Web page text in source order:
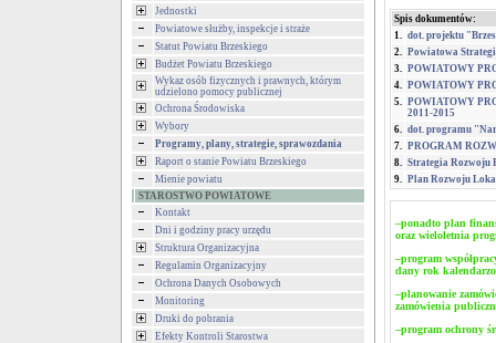
Jednostki
Powiatowe służby, inspekcje i straże
Statut Powiatu Brzeskiego
Budżet Powiatu Brzeskiego
Wykaz osób fizycznych i prawnych, którym
udzielono pomocy publicznej
Ochrona Środowiska
Wybory
Programy, plany, strategie, sprawozdania
Raport o stanie Powiatu Brzeskiego
Mienie powiatu
STAROSTWO POWIATOWE
Kontakt
Dni i godziny pracy urzędu
Struktura Organizacyjna
Regulamin Organizacyjny
Ochrona Danych Osobowych
Monitoring
Druki do pobrania
Efekty Kontroli Starostwa
Spis dokumentów:
1. dot. projektu
2. Powiatowa
3. POWIATOWY
4. POWIATOWY
5. POWIATOWY
2011-2015
6. dot. programu
7. PROGRAM
8. Strategia Rozwoju
9. Plan Rozwoju
–ponadto plan
oraz wieloletnia
–program
dany rok
–planowanie
zamówienia
–program ochrony